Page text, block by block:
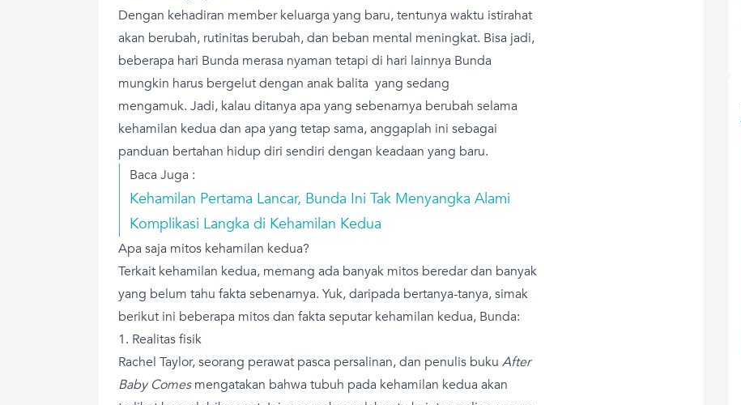
Dengan kehadiran member keluarga yang baru, tentunya waktu istirahat
akan berubah, rutinitas berubah, dan beban mental meningkat. Bisa jadi,
beberapa hari Bunda merasa nyaman tetapi di hari lainnya Bunda
mungkin harus bergelut dengan anak balita yang sedang
mengamuk. Jadi, kalau ditanya apa yang sebenarnya berubah selama
kehamilan kedua dan apa yang tetap sama, anggaplah ini sebagai
panduan bertahan hidup diri sendiri dengan keadaan yang baru.
Baca Juga :
Kehamilan Pertama Lancar, Bunda Ini Tak Menyangka Alami
Komplikasi Langka di Kehamilan Kedua
Apa saja mitos kehamilan kedua?
Terkait kehamilan kedua, memang ada banyak mitos beredar dan banyak
yang belum tahu fakta sebenarnya. Yuk, daripada bertanya-tanya, simak
berikut ini beberapa mitos dan fakta seputar kehamilan kedua, Bunda:
1. Realitas fisik
Rachel Taylor, seorang perawat pasca persalinan, dan penulis buku After
Baby Comesmengatakan bahwa tubuh pada kehamilan kedua akan